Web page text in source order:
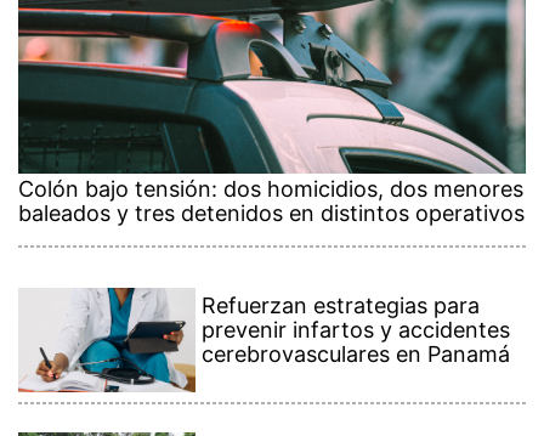
Colón bajo tensión: dos homicidios, dos menores
baleados y tres detenidos en distintos operativos
Refuerzan estrategias para
prevenir infartos y accidentes
cerebrovasculares en Panamá